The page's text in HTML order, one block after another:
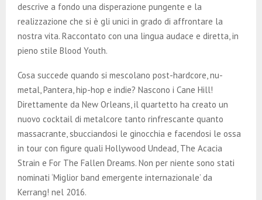
descrive a fondo una disperazione pungente e la
realizzazione che si è gli unici in grado di affrontare la
nostra vita. Raccontato con una lingua audace e diretta, in
pieno stile Blood Youth.
Cosa succede quando si mescolano post-hardcore, nu-
metal, Pantera, hip-hop e indie? Nascono i Cane Hill!
Direttamente da New Orleans, il quartetto ha creato un
nuovo cocktail di metalcore tanto rinfrescante quanto
massacrante, sbucciandosi le ginocchia e facendosi le ossa
in tour con figure quali Hollywood Undead, The Acacia
Strain e For The Fallen Dreams. Non per niente sono stati
nominati ‘Miglior band emergente internazionale’ da
Kerrang! nel 2016.